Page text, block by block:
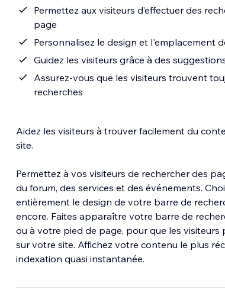
Permettez aux visiteurs d’effectuer des
page
Personnalisez le design et l'emplacement
Guidez les visiteurs grâce à des
Assurez-vous que les visiteurs trouvent
recherches
Aidez les visiteurs à trouver facilement du
site.
Permettez à vos visiteurs de rechercher des
du forum, des services et des événements.
entièrement le design de votre barre de
encore. Faites apparaître votre barre de
ou à votre pied de page, pour que les
sur votre site. Affichez votre contenu le plus
indexation quasi instantanée.